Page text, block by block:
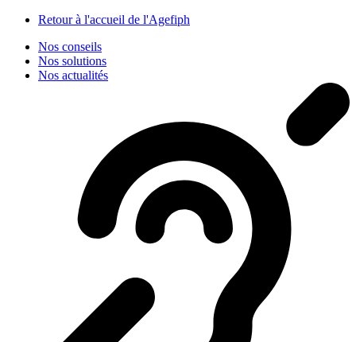
Retour à l'accueil de l'Agefiph
Nos conseils
Nos solutions
Nos actualités